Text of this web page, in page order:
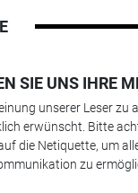
SIE UNS IHRE
unserer Leser zu
erwünscht. Bitte
die Netiquette, um
zu